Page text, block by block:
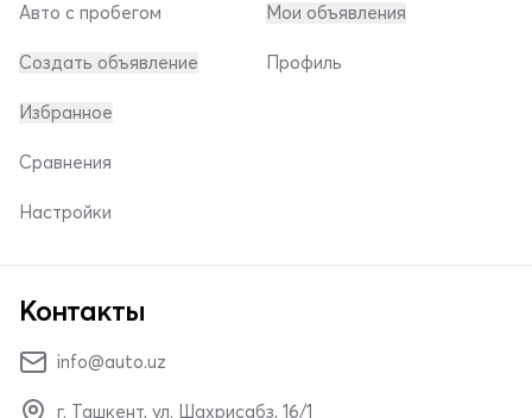
Авто с пробегом
Создать объявление
Мои объявления
Профиль
Избранное
Сравнения
Настройки
Контакты
info@auto.uz
г. Ташкент, ул. Шахрисабз, 16/1